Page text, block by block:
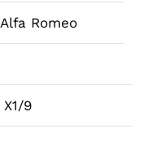
Romeo
9